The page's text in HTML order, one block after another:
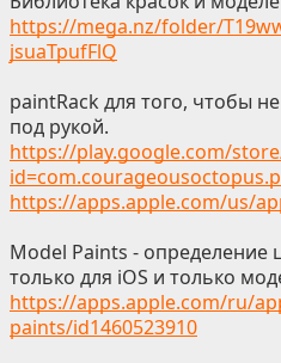
https://mega.nz/folder/
jsuaTpufFlQ
paintRack для того, чтобы
под рукой.
https://play.google.com/
https://apps.apple.com/us/
Model Paints - определение
только для iOS и только
https://apps.apple.com/ru/
paints/id1460523910